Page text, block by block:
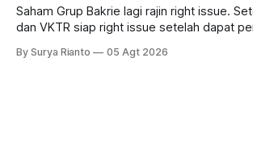
Saham Grup Bakrie lagi rajin right issue.
dan VKTR siap right issue setelah dapat
pola saham Grup Bakrie jelang right issue
By Surya Rianto 05 Agt 2026